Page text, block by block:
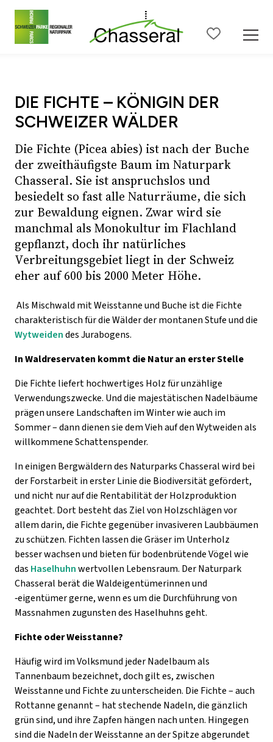
Zum Seiteninhalt
DIE FICHTE – KÖNIGIN DER
SCHWEIZER WÄLDER
Die Fichte (Picea abies) ist nach der Buche
der zweithäufigste Baum im Naturpark
Chasseral. Sie ist anspruchslos und
besiedelt so fast alle Naturräume, die sich
zur Bewaldung eignen. Zwar wird sie
manchmal als Monokultur im Flachland
gepflanzt, doch ihr natürliches
Verbreitungsgebiet liegt in der Schweiz
eher auf 600 bis 2000 Meter Höhe.
Als Mischwald mit Weisstanne und Buche ist die Fichte
charakteristisch für die Wälder der montanen Stufe und die
Wytweidendes Jurabogens.
In Waldreservaten kommt die Natur an erster Stelle
Die Fichte liefert hochwertiges Holz für unzählige
Verwendungszwecke. Und die majestätischen Nadelbäume
prägen unsere Landschaften im Winter wie auch im
Sommer – dann dienen sie dem Vieh auf den Wytweiden als
willkommene Schattenspender.
In einigen Bergwäldern des Naturparks Chasseral wird bei
der Forstarbeit in erster Linie die Biodiversität gefördert,
und nicht nur auf die Rentabilität der Holzproduktion
geachtet. Dort besteht das Ziel von Holzschlägen vor
allem darin, die Fichte gegenüber invasiveren Laubbäumen
zu schützen. Fichten lassen die Gräser im Unterholz
besser wachsen und bieten für bodenbrütende Vögel wie
das Haselhuhnwertvollen Lebensraum. Der Naturpark
Chasseral berät die Waldeigentümerinnen und
‑eigentümer gerne, wenn es um die Durchführung von
Massnahmen zugunsten des Haselhuhns geht.
Fichte oder Weisstanne?
Häufig wird im Volksmund jeder Nadelbaum als
Tannenbaum bezeichnet, doch gilt es, zwischen
Weisstanne und Fichte zu unterscheiden. Die Fichte – auch
Rottanne genannt – hat stechende Nadeln, die gänzlich
grün sind, und ihre Zapfen hängen nach unten. Hingegen
sind die Nadeln der Weisstanne an der Spitze abgerundet